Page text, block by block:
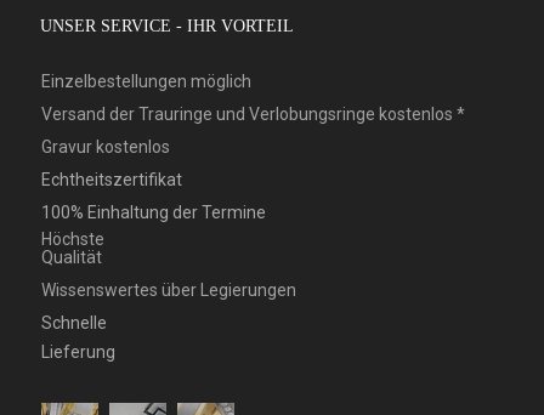
UNSER SERVICE - IHR VORTEIL
Einzelbestellungen möglich
Versand der Trauringe und Verlobungsringe kostenlos *
Gravur kostenlos
Echtheitszertifikat
100% Einhaltung der Termine
Höchste
Qualität
Wissenswertes über Legierungen
Schnelle
Lieferung